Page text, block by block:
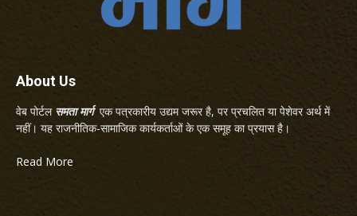
About Us
वेब पोर्टल समता मार्गएक पत्रकारीय उद्यम जरूर है, पर प्रचलित या पेशेवर अर्थ में
नहीं। यह राजनीतिक-सामाजिक कार्यकर्ताओं के एक समूह का प्रयास है।
Read More